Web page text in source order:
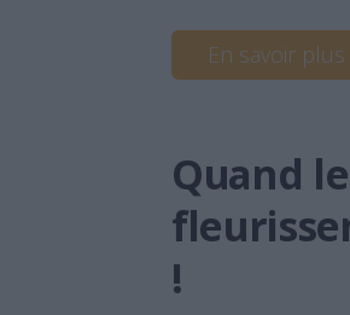
En savoir plus
Quand
!